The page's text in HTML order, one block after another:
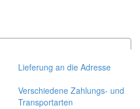
Lieferung an die Adresse
Verschiedene Zahlungs- und
Transportarten